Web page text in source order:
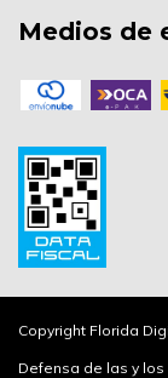
Medios de
Copyright Florida
Defensa de las y